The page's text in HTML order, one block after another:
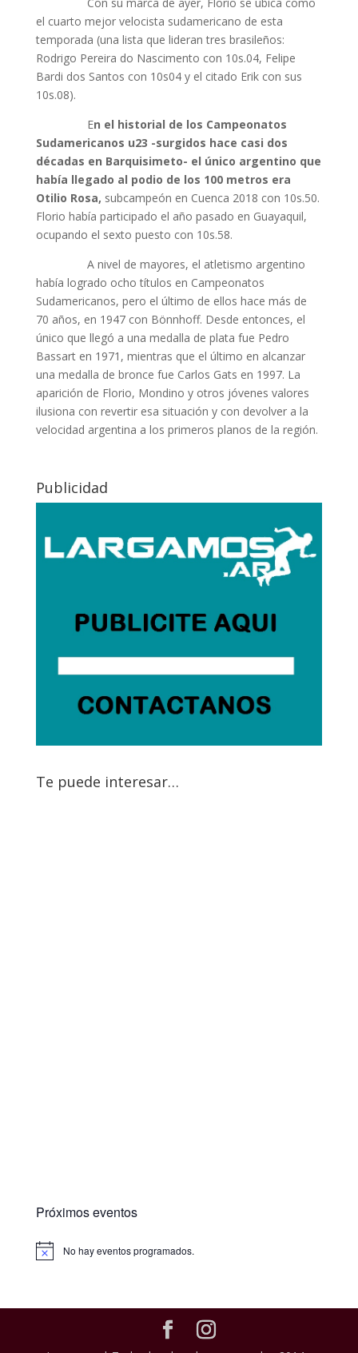
el cuarto mejor velocista sudamericano de esta
temporada (una lista que lideran tres brasileños:
Rodrigo Pereira do Nascimento con 10s.04, Felipe
Bardi dos Santos con 10s04 y el citado Erik con sus
10s.08).
En el historial de los Campeonatos
Sudamericanos u23 -surgidos hace casi dos
décadas en Barquisimeto- el único argentino que
había llegado al podio de los 100 metros era
Otilio Rosa, subcampeón en Cuenca 2018 con 10s.50.
Florio había participado el año pasado en Guayaquil,
ocupando el sexto puesto con 10s.58.
A nivel de mayores, el atletismo argentino
había logrado ocho títulos en Campeonatos
Sudamericanos, pero el último de ellos hace más de
70 años, en 1947 con Bönnhoff. Desde entonces, el
único que llegó a una medalla de plata fue Pedro
Bassart en 1971, mientras que el último en alcanzar
una medalla de bronce fue Carlos Gats en 1997. La
aparición de Florio, Mondino y otros jóvenes valores
ilusiona con revertir esa situación y con devolver a la
velocidad argentina a los primeros planos de la región.
Publicidad
Te puede interesar…
Próximos eventos
No hay eventos programados.